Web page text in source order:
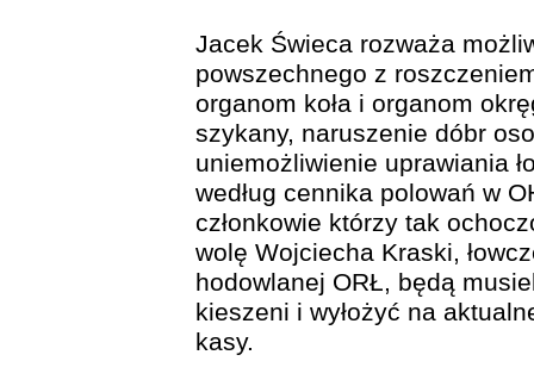
Jacek Świeca rozważa
powszechnego z
organom koła i organom
szykany, naruszenie dóbr
uniemożliwienie uprawiania
według cennika polowań w
członkowie którzy tak
wolę Wojciecha Kraski,
hodowlanej ORŁ, będą
kieszeni i wyłożyć na
kasy.